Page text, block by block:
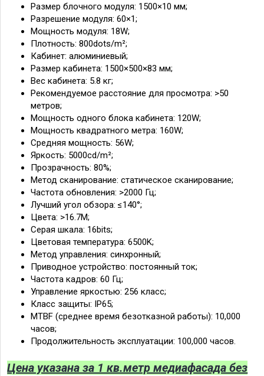
Размер блочного модуля: 1500×10 мм;
Разрешение модуля: 60×1;
Мощность модуля: 18W;
Плотность: 800dots/m²;
Кабинет: алюминиевый;
Размер кабинета: 1500×500×83 мм;
Вес кабинета: 5.8 кг;
Рекомендуемое расстояние для просмотра: >50
метров;
Мощность одного блока кабинета: 120W;
Мощность квадратного метра: 160W;
Средняя мощность: 56W;
Яркость: 5000cd/m²;
Прозрачность: 80%;
Метод сканирование: статическое сканирование;
Частота обновления: >2000 Гц;
Лучший угол обзора: ≤140°;
Цвета: >16.7M;
Серая шкала: 16bits;
Цветовая температура: 6500K;
Метод управления: синхронный;
Приводное устройство: постоянный ток;
Частота кадров: 60 Гц;
Управление яркостью: 256 класс;
Класс защиты: IP65;
MTBF (среднее время безотказной работы): 10,000
часов;
Продолжительность эксплуатации: 100,000 часов.
Цена указана за 1 кв.метр медиафасада без